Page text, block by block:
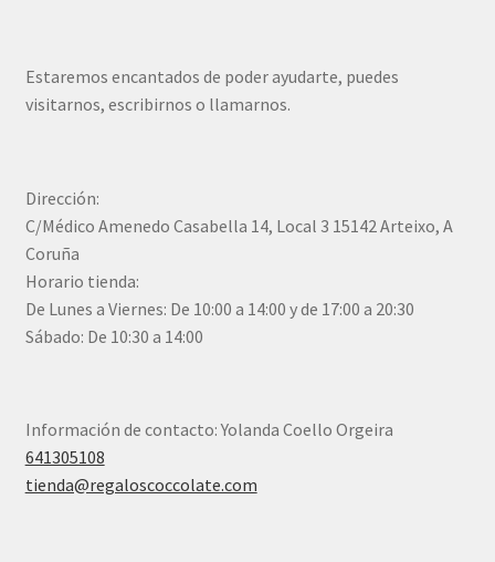
Estaremos encantados de poder ayudarte, puedes
visitarnos, escribirnos o llamarnos.
Dirección:
C/Médico Amenedo Casabella 14, Local 3 15142 Arteixo, A
Coruña
Horario tienda:
De Lunes a Viernes: De 10:00 a 14:00 y de 17:00 a 20:30
Sábado: De 10:30 a 14:00
Información de contacto: Yolanda Coello Orgeira
641305108
tienda@regaloscoccolate.com